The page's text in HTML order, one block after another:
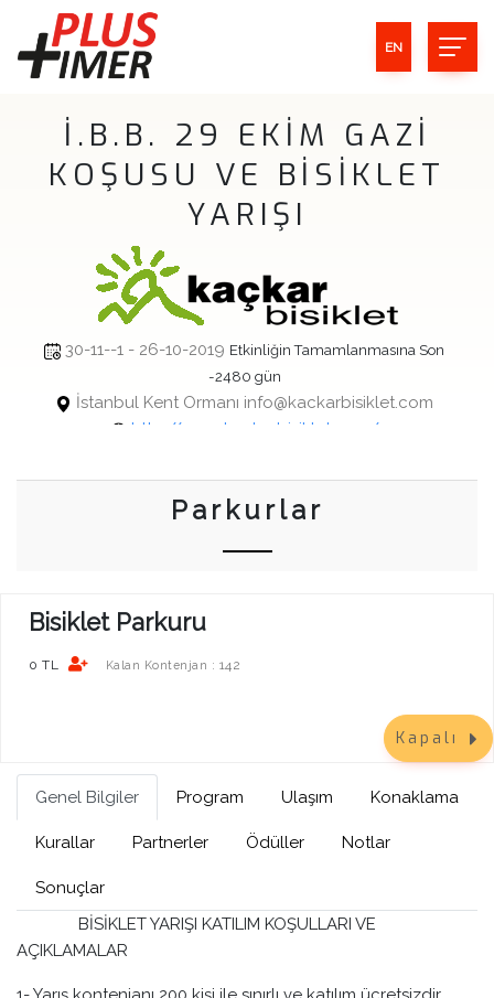
EN
İ.B.B. 29 EKİM GAZİ
KOŞUSU VE BİSİKLET
YARIŞI
30-11--1 - 26-10-2019 Etkinliğin Tamamlanmasına Son
-2480 gün
İstanbul Kent Ormanı info@kackarbisiklet.com
http://www.kackarbisiklet.com/
Parkurlar
Bisiklet Parkuru
0 TL Kalan Kontenjan : 142
Kapalı
Genel Bilgiler Program Ulaşım Konaklama
Kurallar Partnerler Ödüller Notlar
Sonuçlar
BİSİKLET YARIŞI KATILIM KOŞULLARI VE
AÇIKLAMALAR